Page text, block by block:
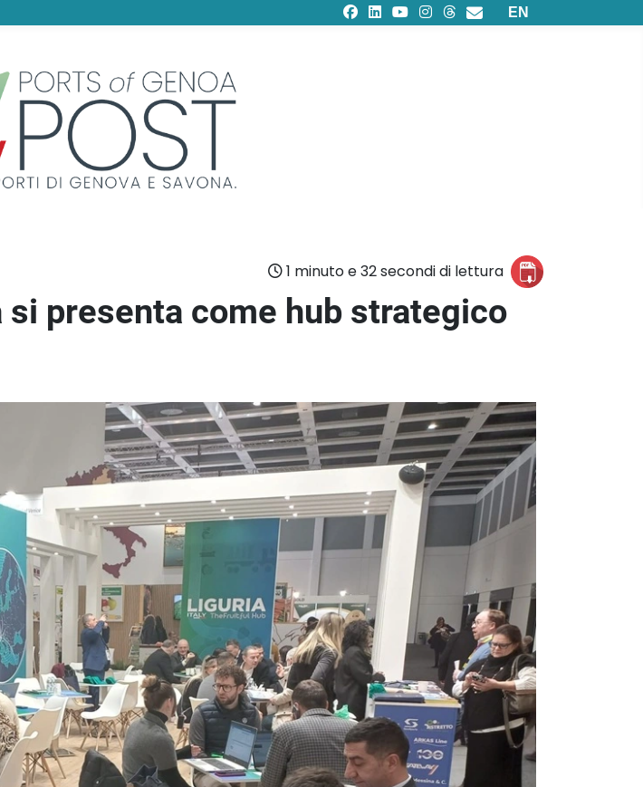
Seleziona la tua
EN
1 minuto e 32 secondi di lettura
presenta come hub strategico